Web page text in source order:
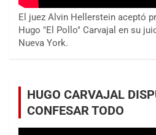
El juez Alvin Hellerstein aceptó
Hugo "El Pollo" Carvajal en su
Nueva York.
HUGO CARVAJAL
CONFESAR TODO